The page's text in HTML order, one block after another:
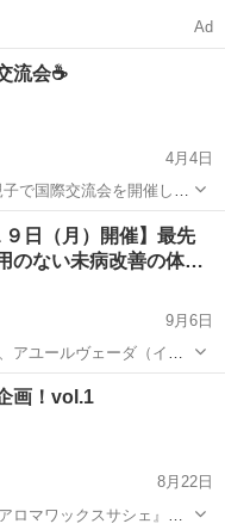
Ad
流会☕️
4月4日
異文化に触れる機会を作
メッセージでのやり取り
際交流
９日（月）開催】最先
のない未病改善の体…
9月6日
アユールヴェーダ（イン
ムの医学）を始め世界中
前提に日本人に合わせて
動
画！vol.1
8月22日
ロマワックスサシェ』の